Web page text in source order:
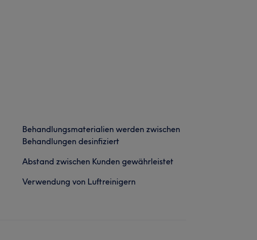
Behandlungsmaterialien werden zwischen
Behandlungen desinfiziert
Abstand zwischen Kunden gewährleistet
Verwendung von Luftreinigern